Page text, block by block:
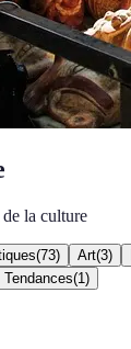
la culture
(73) Art(3)
Tendances(1 )